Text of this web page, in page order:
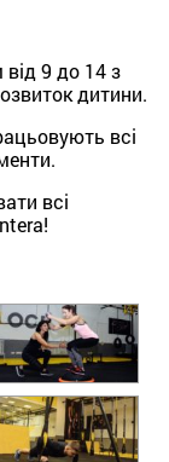
від 9 до 14 з
дитини.
всі
всі